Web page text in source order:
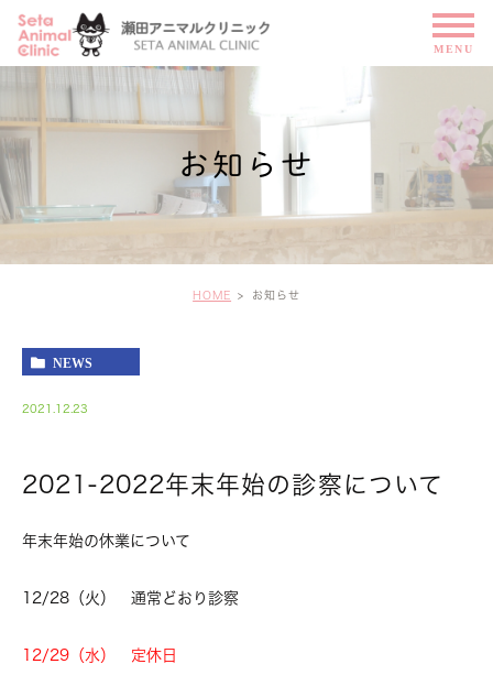
お知らせ
HOME お知らせ
NEWS
2021.12.23
2021-2022年末年始の診察について
年末年始の休業について
12/28（火） 通常どおり診察
12/29（水） 定休日